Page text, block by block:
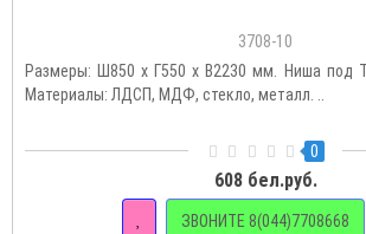
3708-10
Размеры: Ш850 х Г550 х В2230 мм. Ниша под
Материалы: ЛДСП, МДФ, стекло, металл. ..
0
608 бел.руб.
ЗВОНИТЕ 8(044)7708668